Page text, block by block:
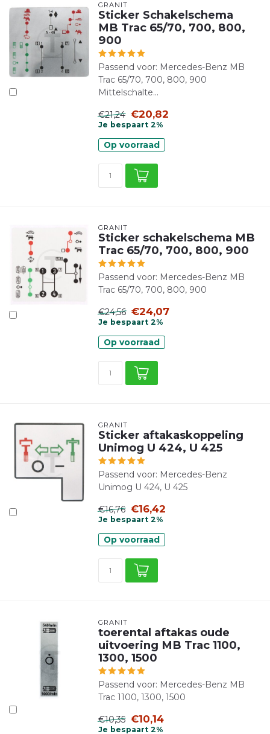
GRANIT
Sticker Schakelschema
MB Trac 65/70, 700, 800,
900
Passend voor: Mercedes-Benz MB
Trac 65/70, 700, 800, 900
Mittelschalte...
€21,24 €20,82
Je bespaart 2%
Op voorraad
GRANIT
Sticker schakelschema MB
Trac 65/70, 700, 800, 900
Passend voor: Mercedes-Benz MB
Trac 65/70, 700, 800, 900
€24,56 €24,07
Je bespaart 2%
Op voorraad
GRANIT
Sticker aftakaskoppeling
Unimog U 424, U 425
Passend voor: Mercedes-Benz
Unimog U 424, U 425
€16,76 €16,42
Je bespaart 2%
Op voorraad
GRANIT
toerental aftakas oude
uitvoering MB Trac 1100,
1300, 1500
Passend voor: Mercedes-Benz MB
Trac 1100, 1300, 1500
€10,35 €10,14
Je bespaart 2%